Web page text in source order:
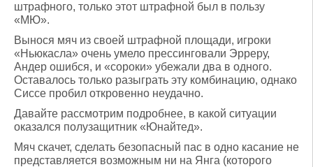
штрафного, только этот штрафной был в пользу
«МЮ».
Вынося мяч из своей штрафной площади, игроки
«Ньюкасла» очень умело прессинговали Эрреру,
Андер ошибся, и «сороки» убежали два в одного.
Оставалось только разыграть эту комбинацию, однако
Сиссе пробил откровенно неудачно.
Давайте рассмотрим подробнее, в какой ситуации
оказался полузащитник «Юнайтед».
Мяч скачет, сделать безопасный пас в одно касание не
представляется возможным ни на Янга (которого